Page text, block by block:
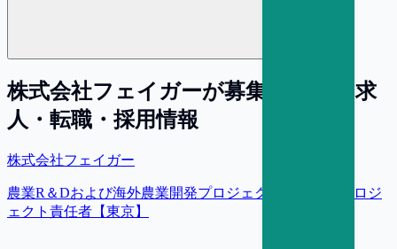
株式会社フェイガーが募集している求
人・転職・採用情報
株式会社フェイガー
農業R＆Dおよび海外農業開発プロジェクトの推進／プロジ
ェクト責任者【東京】